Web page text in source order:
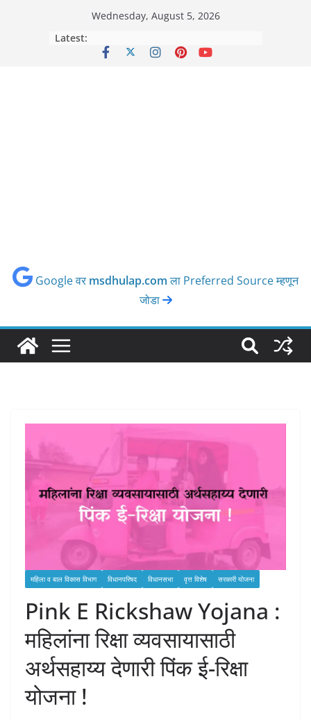
Wednesday, August 5, 2026
Latest:
Google वर msdhulap.comला Preferred Source म्हणून
जोडा
महिला व बाल विकास विभाग विधानपरिषद विधानसभा वृत्त विशेष सरकारी योजना
Pink E Rickshaw Yojana :
महिलांना रिक्षा व्यवसायासाठी
अर्थसहाय्य देणारी पिंक ई-रिक्षा
योजना !